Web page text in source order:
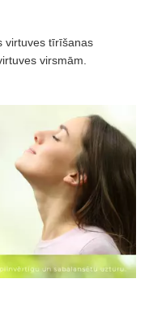
virtuves tīrīšanas
virsmām.